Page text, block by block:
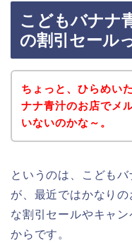
こどもバナナ
の割引セール
ちょっと、ひらめい
ナナ青汁のお店でメ
いないのかな～。
というのは、こども
が、最近ではかなり
な割引セールやキャ
からです。